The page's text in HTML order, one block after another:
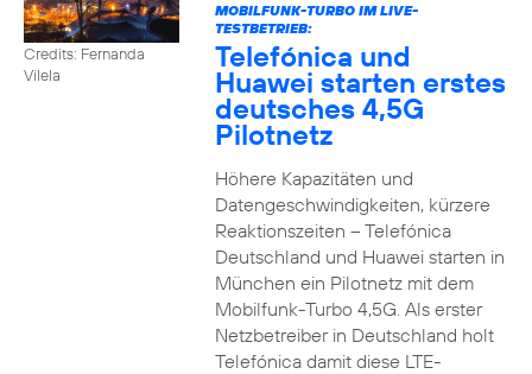
Credits: Fernanda
Vilela
MOBILFUNK-TURBO IM LIVE-
TESTBETRIEB:
Telefónica und
Huawei starten erstes
deutsches 4,5G
Pilotnetz
Höhere Kapazitäten und
Datengeschwindigkeiten, kürzere
Reaktionszeiten – Telefónica
Deutschland und Huawei starten in
München ein Pilotnetz mit dem
Mobilfunk-Turbo 4,5G. Als erster
Netzbetreiber in Deutschland holt
Telefónica damit diese LTE-